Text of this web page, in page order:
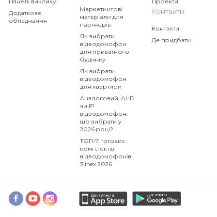
Додаткове
обладнання
Маркетингові
матеріали для
партнерів
Як вибрати
відеодомофон
для приватного
будинку
Як вибрати
відеодомофон
для квартири
Аналоговий, AHD
чи IP
відеодомофон:
що вибрати у
2026 році?
ТОП-7 готових
комплектів
відеодомофонів
Slinex 2026
Контакти
Контакти
Де придбати